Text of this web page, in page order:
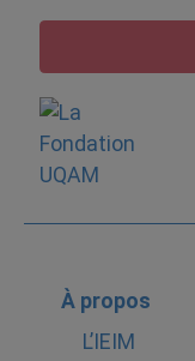
À propos
L’IEIM